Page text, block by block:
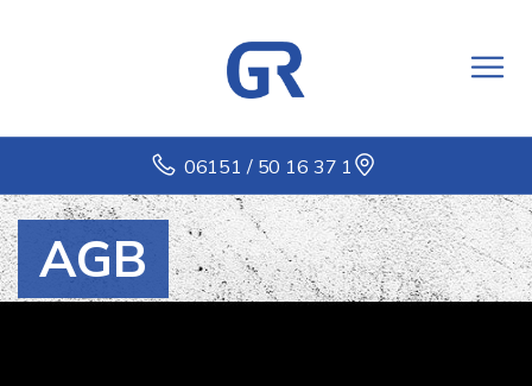
06151 / 50 16 37 1
AGB